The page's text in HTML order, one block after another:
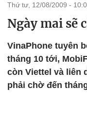
thứ tư, 12/08/2009 -
Ngày mai sẽ
VinaPhone tuyên
tháng 10 tới,
còn Viettel và liên
phải chờ đến